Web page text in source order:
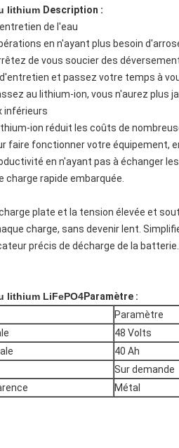
lithium Description :
de l'eau
en n'ayant plus besoin
de vous soucier des
et passez votre temps à
au lithium-ion, vous n'aurez plus
inférieurs
ion réduit les coûts de
faire fonctionner votre équipement,
en n'ayant pas à échanger
charge rapide embarquée.
plate et la tension élevée et
charge, sans devenir lent.
précis de décharge de la batterie.
lithium LiFePO4Paramètre :
Paramètre
48 Volts
40 Ah
Sur demande
Métal